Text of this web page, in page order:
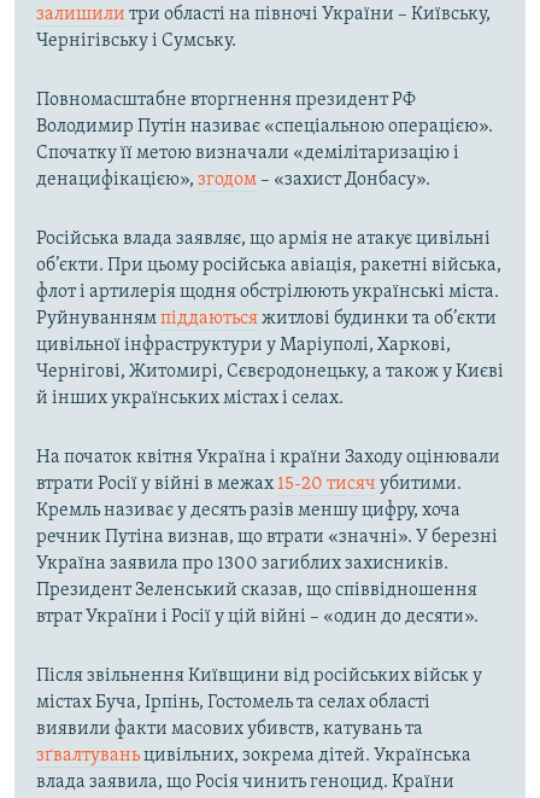
залишили три області на півночі України – Київську,
Чернігівську і Сумську.
Повномасштабне вторгнення президент РФ
Володимир Путін називає «спеціальною операцією».
Спочатку її метою визначали «демілітаризацію і
денацифікацією», згодом– «захист Донбасу».
Російська влада заявляє, що армія не атакує цивільні
об’єкти. При цьому російська авіація, ракетні війська,
флот і артилерія щодня обстрілюють українські міста.
Руйнуваннямпіддаютьсяжитлові будинки та об’єкти
цивільної інфраструктури у Маріуполі, Харкові,
Чернігові, Житомирі, Сєвєродонецьку, а також у Києві
й інших українських містах і селах.
На початок квітня Україна і країни Заходу оцінювали
втрати Росії у війні в межах 15-20 тисяч убитими.
Кремль називає у десять разів меншу цифру, хоча
речник Путіна визнав, що втрати «значні». У березні
Україна заявила про 1300 загиблих захисників.
Президент Зеленський сказав, що співвідношення
втрат України і Росії у цій війні – «один до десяти».
Після звільнення Київщини від російських військ у
містах Буча, Ірпінь, Гостомель та селах області
виявили факти масових убивств, катувань та
зґвалтуваньцивільних, зокрема дітей. Українська
влада заявила, що Росія чинить геноцид. Країни